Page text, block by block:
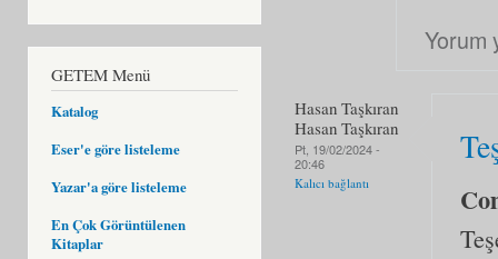
GETEM Menü
Katalog
Eser'e göre listeleme
Yazar'a göre listeleme
En Çok Görüntülenen
Kitaplar
Yorum
Hasan Taşkıran
Hasan Taşkıran
Pt, 19/02/2024 -
20:46
Kalıcı bağlantı